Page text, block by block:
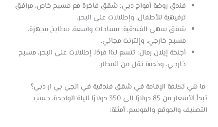
فندق روضة أمواج دبي: شقق فاخرة مع مسبح خاص، مرافق
ترفيهية للأطفال، وإطلالات على البحر.
شقق سهى الفندقية: مساحات واسعة، مطابخ مجهزة،
مسبح خارجي، وإنترنت مجاني.
أجنحة إيلان رمال: تتسع لـ16 فردًا، إطلالات على البحر، مسبح
خارجي، وخدمة نقل من المطار.
ما هي تكلفة الإقامة في شقق فندقية في الجي بي ار دبي؟
تبدأ الأسعار من 85 دولارًا إلى 350 دولارًا لليلة الواحدة، حسب
التصنيف والموقع والموسم. أمثلة: